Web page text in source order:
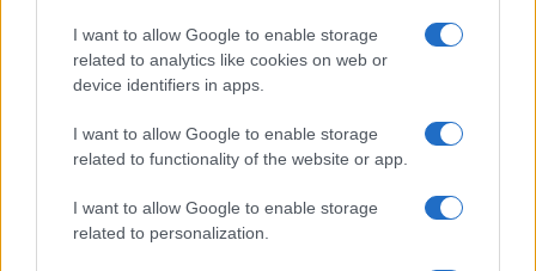
I want to allow Google to enable storage
related to analytics like cookies on web or
device identifiers in apps.
I want to allow Google to enable storage
related to functionality of the website or app.
I want to allow Google to enable storage
related to personalization.